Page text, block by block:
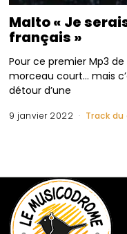
Malto « Je
français »
Pour ce premier Mp3 de
morceau court… mais
détour d’une
9 janvier 2022 Track